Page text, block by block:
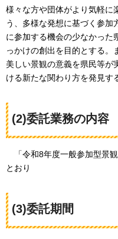
様々な方や団体がより気軽に
う、多様な発想に基づく参加
に参加する機会の少なかった
っかけの創出を目的とする。
美しい景観の意義を県民等が
ける新たな関わり方を発見す
(2)委託業務の内容
「令和8年度一般参加型景
とおり
(3)委託期間